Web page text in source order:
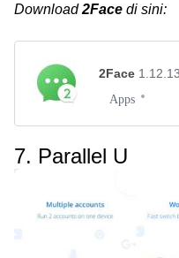
Download2Face di sini:
2Face 1.12.13
Apps
7. Parallel U